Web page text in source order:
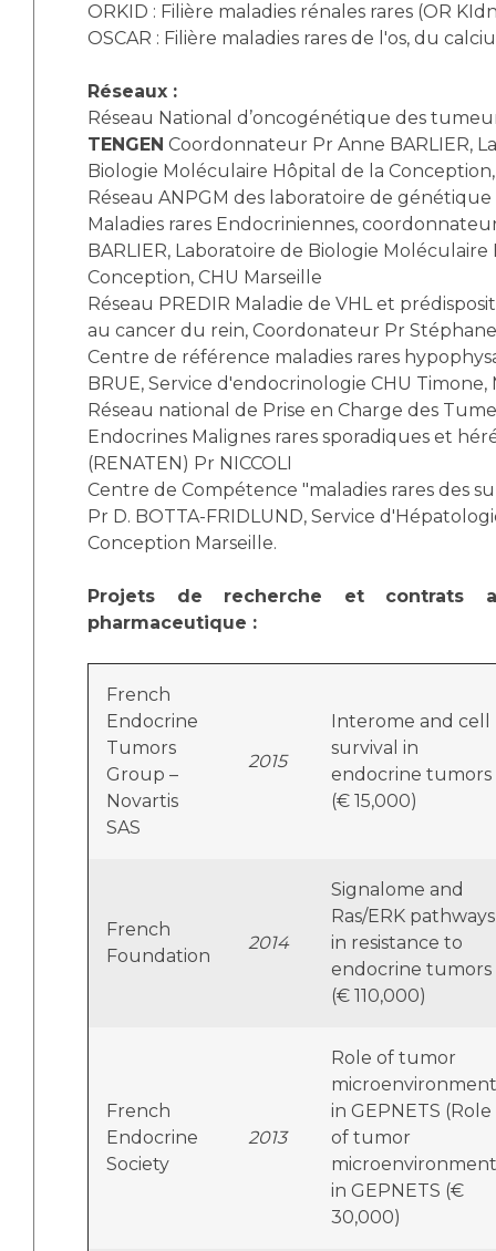
ORKID : Filière maladies rénales rares (OR
OSCAR : Filière maladies rares de l'os, du
Réseaux :
Réseau National d’oncogénétique des
TENGEN Coordonnateur Pr Anne BARLIER,
Biologie Moléculaire Hôpital de la Conception,
Réseau ANPGM des laboratoire de
Maladies rares Endocriniennes,
BARLIER, Laboratoire de Biologie
Conception, CHU Marseille
Réseau PREDIR Maladie de VHL et
au cancer du rein, Coordonateur Pr
Centre de référence maladies rares
BRUE, Service d'endocrinologie CHU Timone,
Réseau national de Prise en Charge des
Endocrines Malignes rares sporadiques et
(RENATEN) Pr NICCOLI
Centre de Compétence "maladies rares des
Pr D. BOTTA-FRIDLUND, Service
Conception Marseille.
Projets de recherche et contrats
pharmaceutique :
French
Endocrine
Tumors
Group –
Novartis
SAS
2015
Interome and cell
survival in
endocrine tumors
(€ 15,000)
French
Foundation
2014
Signalome and
Ras/ERK pathways
in resistance to
endocrine tumors
(€ 110,000)
French
Endocrine
Society
2013
Role of tumor
microenvironment
in GEPNETS (Role
of tumor
microenvironment
in GEPNETS (€
30,000)